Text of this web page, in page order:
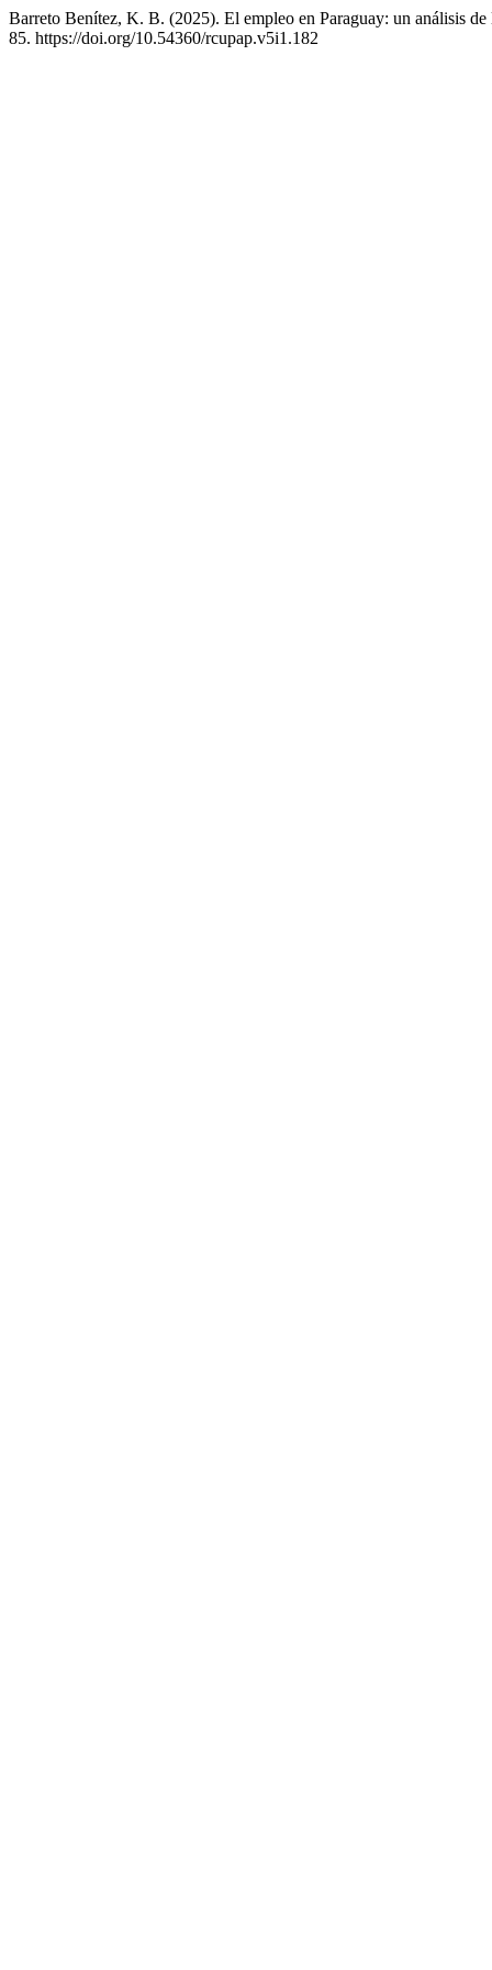
Barreto Benítez, K. B. (2025). El empleo en Paraguay: un análisis
85. https://doi.org/10.54360/rcupap.v5i1.182